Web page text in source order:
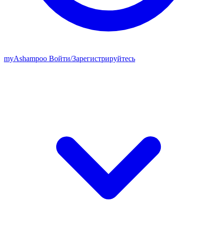
myAshampoo Войти/Зарегистрируйтесь